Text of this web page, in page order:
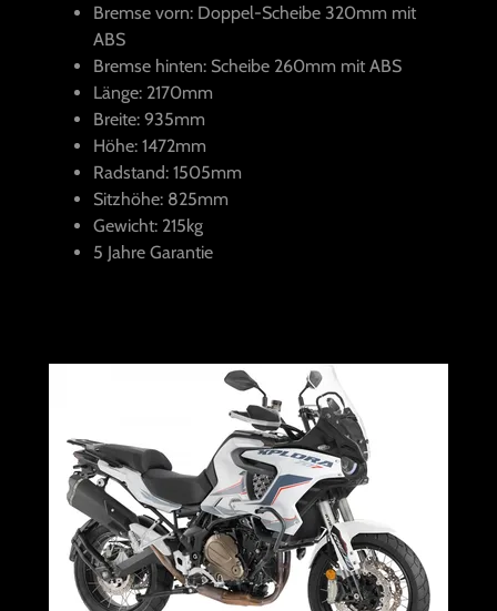
Bremse vorn: Doppel-Scheibe 320mm mit
ABS
Bremse hinten: Scheibe 260mm mit ABS
Länge: 2170mm
Breite: 935mm
Höhe: 1472mm
Radstand: 1505mm
Sitzhöhe: 825mm
Gewicht: 215kg
5 Jahre Garantie